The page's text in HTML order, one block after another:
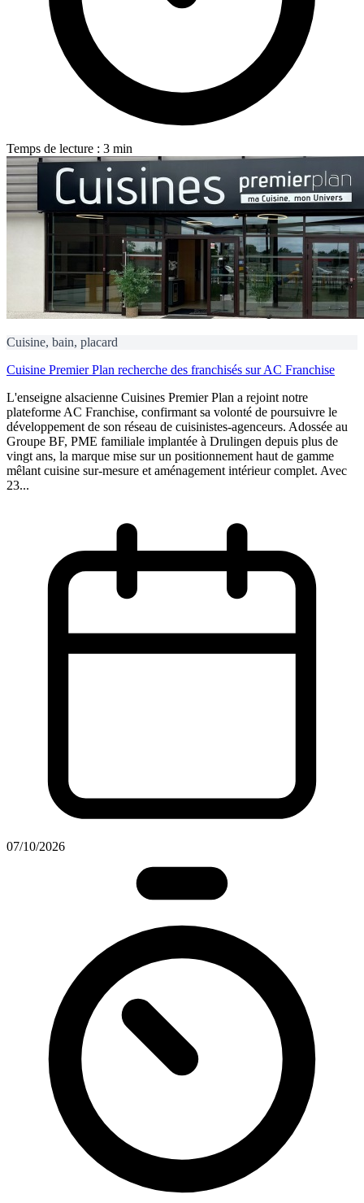
Temps de lecture : 3 min
Cuisine, bain, placard
Cuisine Premier Plan recherche des franchisés sur AC Franchise
L'enseigne alsacienne Cuisines Premier Plan a rejoint notre
plateforme AC Franchise, confirmant sa volonté de poursuivre le
développement de son réseau de cuisinistes-agenceurs. Adossée au
Groupe BF, PME familiale implantée à Drulingen depuis plus de
vingt ans, la marque mise sur un positionnement haut de gamme
mêlant cuisine sur-mesure et aménagement intérieur complet. Avec
23...
07/10/2026